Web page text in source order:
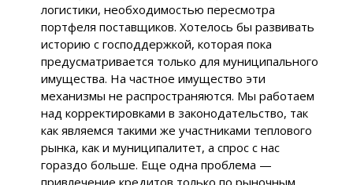
логистики, необходимостью пересмотра
портфеля поставщиков. Хотелось бы развивать
историю с господдержкой, которая пока
предусматривается только для муниципального
имущества. На частное имущество эти
механизмы не распространяются. Мы работаем
над корректировками в законодательство, так
как являемся такими же участниками теплового
рынка, как и муниципалитет, а спрос с нас
гораздо больше. Еще одна проблема —
привлечение кредитов только по рыночным